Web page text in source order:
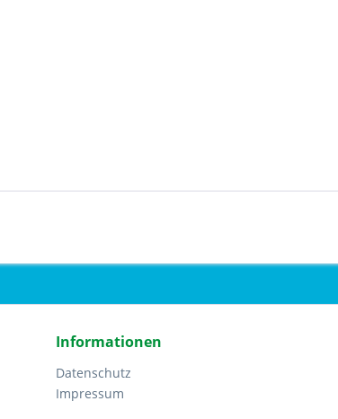
Informationen
Datenschutz
Impressum